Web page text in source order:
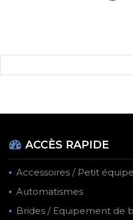
ACCÈS RAPIDE
Accessoires / Petit
Automatismes
Brides / Equipement de